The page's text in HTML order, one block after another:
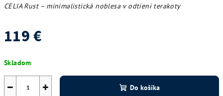
CELIA Rust – minimalistická noblesa v odtieni terakoty
119 €
cena:
Skladom
+
− Do košíka